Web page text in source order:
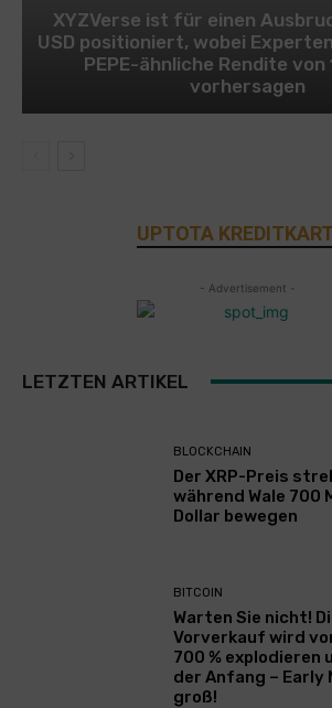
XYZVerse ist für einen
USD positioniert, wobei
PEPE-ähnliche Rendite von
vorhersagen
UPTOTA
- Advertisement -
LETZTEN ARTIKEL
BLOCKCHAIN
Der XRP-Preis
während Wale 700
Dollar bewegen
BITCOIN
Warten Sie nicht!
Vorverkauf wird
700 % explodieren
der Anfang – Early
groß!